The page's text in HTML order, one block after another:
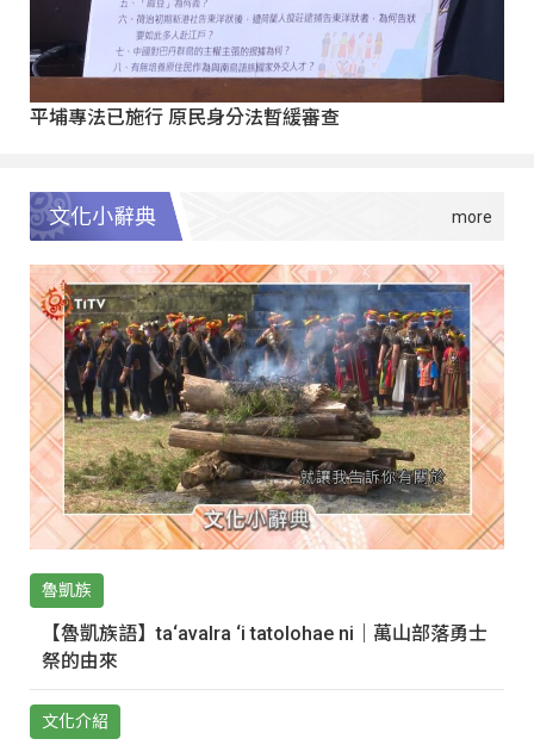
平埔專法已施行 原民身分法暫緩審查
文化小辭典
魯凱族
【魯凱族語】ta‘avalra ‘i tatolohae ni｜萬山部落勇士
祭的由來
文化介紹